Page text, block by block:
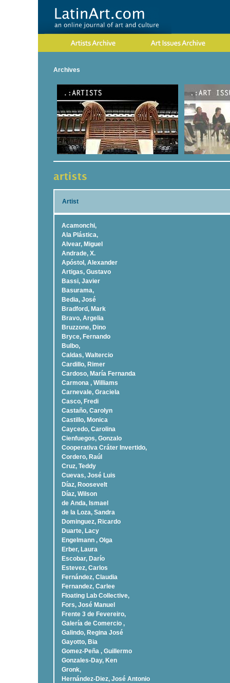
Archives
Artist
Acamonchi,
Ala Plástica,
Alvear, Miguel
Andrade, X.
Apóstol, Alexander
Artigas, Gustavo
Bassi, Javier
Basurama,
Bedia, José
Bradford, Mark
Bravo, Argelia
Bruzzone, Dino
Bryce, Fernando
Bulbo,
Caldas, Waltercio
Cardillo, Rimer
Cardoso, Marí­a Fernanda
Carmona , Williams
Carnevale, Graciela
Casco, Fredi
Castaño, Carolyn
Castillo, Monica
Caycedo, Carolina
Cienfuegos, Gonzalo
Cooperativa Cráter Invertido,
Cordero, Raúl
Cruz, Teddy
Cuevas, José Luis
Díaz, Roosevelt
Dí­az, Wilson
de Anda, Ismael
de la Loza, Sandra
Dominguez, Ricardo
Duarte, Lacy
Engelmann , Olga
Erber, Laura
Escobar, Darío
Estevez, Carlos
Fernández, Claudia
Fernandez, Carlee
Floating Lab Collective,
Fors, José Manuel
Frente 3 de Fevereiro,
Galería de Comercio ,
Galindo, Regina José
Gayotto, Bia
Gomez-Peña , Guillermo
Gonzales-Day, Ken
Gronk,
Hernández-Diez, José Antonio